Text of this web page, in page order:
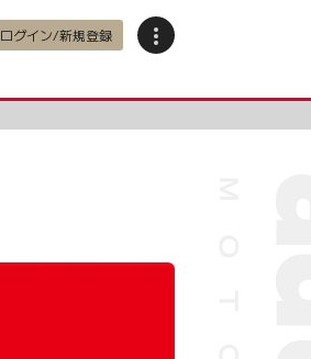
ログイン/新規登録